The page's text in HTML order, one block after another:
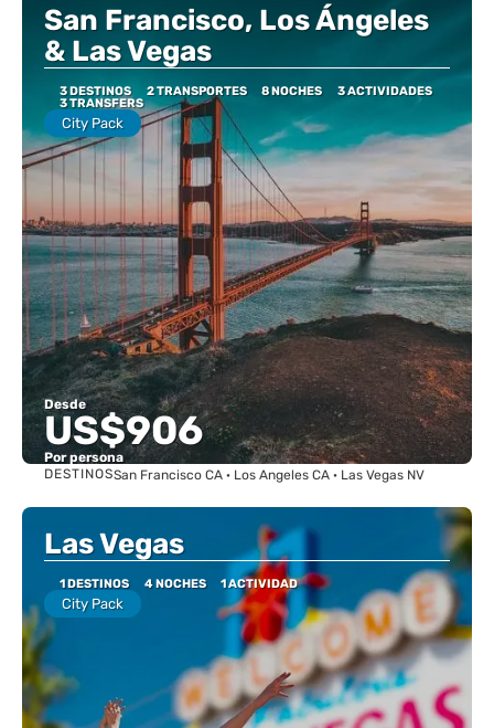
San Francisco, Los Ángeles
& Las Vegas
3 DESTINOS 2 TRANSPORTES 8 NOCHES
3 ACTIVIDADES
3 TRANSFERS
City Pack
Desde
US$906
Por persona
Ver
DESTINOSSan Francisco CA · Los Angeles CA · Las Vegas NV
Las Vegas
1 DESTINOS 4 NOCHES 1 ACTIVIDAD
City Pack